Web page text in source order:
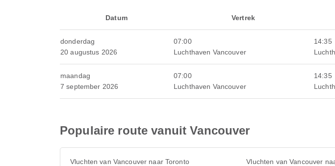
Datum Vertrek
donderdag
20 augustus 2026
07:00
Luchthaven Vancouver
14:35
maandag
7 september 2026
07:00
Luchthaven Vancouver
14:35
Populaire route vanuit Vancouver
Vluchten van Vancouver naar Toronto Vluchten van Vancouver